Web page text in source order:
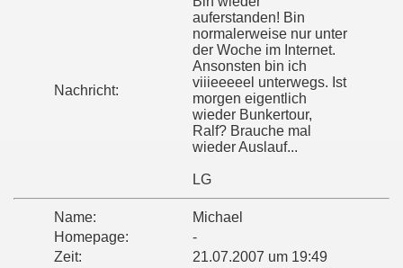
Nachricht:
auferstanden! Bin
normalerweise nur unter
der Woche im Internet.
Ansonsten bin ich
viiieeeeel unterwegs. Ist
morgen eigentlich
wieder Bunkertour,
Ralf? Brauche mal
wieder Auslauf...
LG
Name:
Michael
Homepage:
-
Zeit:
21.07.2007 um 19:49